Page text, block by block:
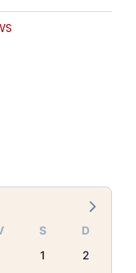
S
D
1
2